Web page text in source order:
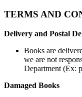
TERMS AND
Delivery and Postal
Books are
we are not
Department (Ex:
Damaged Books